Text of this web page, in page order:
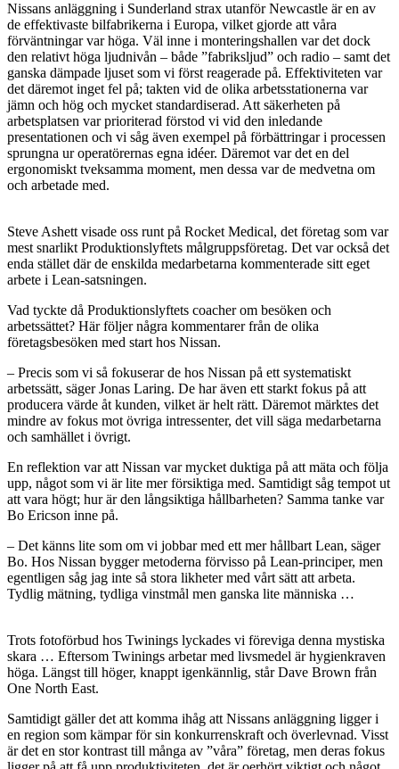
Nissans anläggning i Sunderland strax utanför Newcastle är en av
de effektivaste bilfabrikerna i Europa, vilket gjorde att våra
förväntningar var höga. Väl inne i monteringshallen var det dock
den relativt höga ljudnivån – både ”fabriksljud” och radio – samt det
ganska dämpade ljuset som vi först reagerade på. Effektiviteten var
det däremot inget fel på; takten vid de olika arbetsstationerna var
jämn och hög och mycket standardiserad. Att säkerheten på
arbetsplatsen var prioriterad förstod vi vid den inledande
presentationen och vi såg även exempel på förbättringar i processen
sprungna ur operatörernas egna idéer. Däremot var det en del
ergonomiskt tveksamma moment, men dessa var de medvetna om
och arbetade med.
Steve Ashett visade oss runt på Rocket Medical, det företag som var
mest snarlikt Produktionslyftets målgruppsföretag. Det var också det
enda stället där de enskilda medarbetarna kommenterade sitt eget
arbete i Lean-satsningen.
Vad tyckte då Produktionslyftets coacher om besöken och
arbetssättet? Här följer några kommentarer från de olika
företagsbesöken med start hos Nissan.
– Precis som vi så fokuserar de hos Nissan på ett systematiskt
arbetssätt, säger Jonas Laring. De har även ett starkt fokus på att
producera värde åt kunden, vilket är helt rätt. Däremot märktes det
mindre av fokus mot övriga intressenter, det vill säga medarbetarna
och samhället i övrigt.
En reflektion var att Nissan var mycket duktiga på att mäta och följa
upp, något som vi är lite mer försiktiga med. Samtidigt såg tempot ut
att vara högt; hur är den långsiktiga hållbarheten? Samma tanke var
Bo Ericson inne på.
– Det känns lite som om vi jobbar med ett mer hållbart Lean, säger
Bo. Hos Nissan bygger metoderna förvisso på Lean-principer, men
egentligen såg jag inte så stora likheter med vårt sätt att arbeta.
Tydlig mätning, tydliga vinstmål men ganska lite människa …
Trots fotoförbud hos Twinings lyckades vi föreviga denna mystiska
skara … Eftersom Twinings arbetar med livsmedel är hygienkraven
höga. Längst till höger, knappt igenkännlig, står Dave Brown från
One North East.
Samtidigt gäller det att komma ihåg att Nissans anläggning ligger i
en region som kämpar för sin konkurrenskraft och överlevnad. Visst
är det en stor kontrast till många av ”våra” företag, men deras fokus